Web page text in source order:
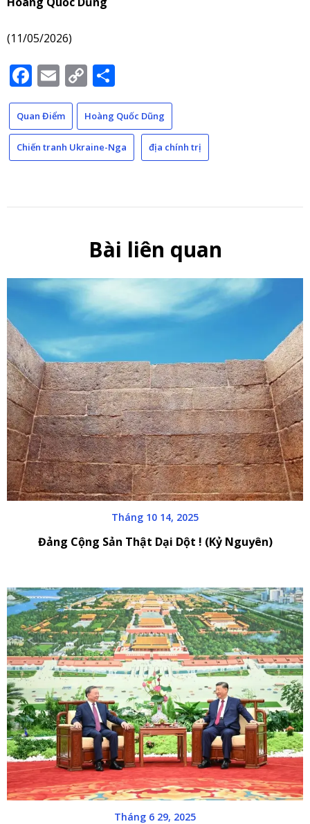
(11/05/2026)
Facebook
Email
Copy
Link
Quan Điểm Hoàng Quốc Dũng
Chiến tranh Ukraine-Nga địa chính trị
Bài liên quan
Tháng 10 14, 2025
Đảng Cộng Sản Thật Dại Dột ! (Kỷ Nguyên)
Tháng 6 29, 2025